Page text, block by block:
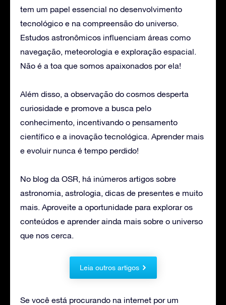
tem um papel essencial no desenvolvimento
tecnológico e na compreensão do universo.
Estudos astronômicos influenciam áreas como
navegação, meteorologia e exploração espacial.
Não é a toa que somos apaixonados por ela!
Além disso, a observação do cosmos desperta
curiosidade e promove a busca pelo
conhecimento, incentivando o pensamento
científico e a inovação tecnológica. Aprender mais
e evoluir nunca é tempo perdido!
No blog da OSR, há inúmeros artigos sobre
astronomia, astrologia, dicas de presentes e muito
mais. Aproveite a oportunidade para explorar os
conteúdos e aprender ainda mais sobre o universo
que nos cerca.
Leia outros artigos
Se você está procurando na internet por um